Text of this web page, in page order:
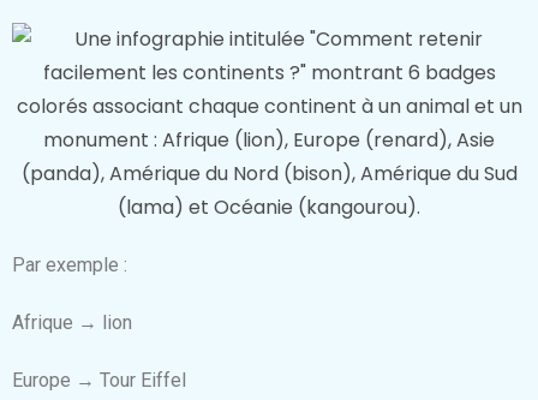
Par exemple :
Afrique → lion
Europe → Tour Eiffel